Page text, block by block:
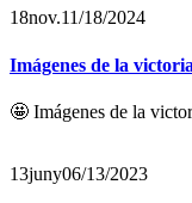
18nov.11/18/2024
Imágenes de la
🤩 Imágenes de la
13juny06/13/2023